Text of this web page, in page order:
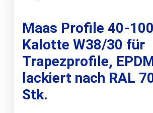
Maas Profile 40-100
Kalotte W38/30 für
Trapezprofile,
lackiert nach RAL
Stk.